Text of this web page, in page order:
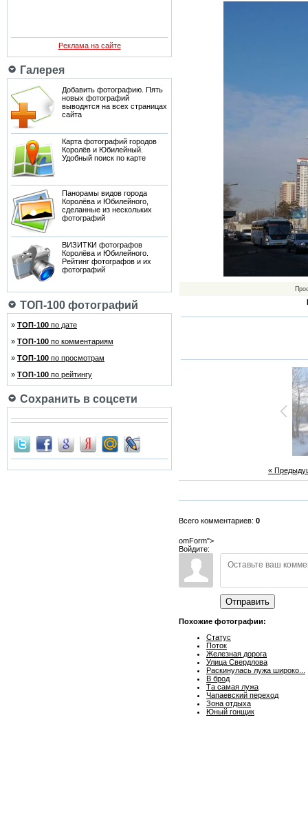
Реклама на сайте
Галерея
Добавить фотографию. Пять
новых фотографий
выводятся на всех страницах
сайта
Карта фотографий городов
Королёв и Юбилейный.
Удобный поиск по карте
Панорамы видов города
Королёва и Юбилейного,
сделанные из нескольких
фотографий
ВИЗИТКИ фотографов
Королёва и Юбилейного.
Рейтинг фотографов и их
фотографий
ТОП-100 фотографий
» ТОП-100 по дате
» ТОП-100 по комментариям
» ТОП-100 по просмотрам
» ТОП-100 по рейтингу
Сохранить в соцсети
«
Всего комментариев: 0
omForm">
Войдите:
Отправить
Похожие фотографии:
Статус
Поток
Железная дорога
Улица Свердлова
Раскинулась лужа широко...
В брод
Та самая лужа
Чапаевский переход
Зона отдыха
Юный гонщик